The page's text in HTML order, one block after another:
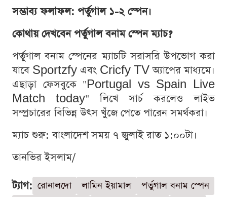
সম্ভাব্য ফলাফল: পর্তুগাল ১-২ স্পেন।
কোথায় দেখবেন পর্তুগাল বনাম স্পেন ম্যাচ?
পর্তুগাল বনাম স্পেনের ম্যাচটি সরাসরি উপভোগ করা
যাবে Sportzfy এবং Cricfy TV অ্যাপের মাধ্যমে।
এছাড়া ফেসবুকে "Portugal vs Spain Live
Match today" লিখে সার্চ করলেও লাইভ
সম্প্রচারের বিভিন্ন উৎস খুঁজে পেতে পারেন সমর্থকরা।
ম্যাচ শুরু: বাংলাদেশ সময় ৭ জুলাই রাত ১:০০টা।
তানভির ইসলাম/
ট্যাগ: রোনালদো লামিন ইয়ামাল
পর্তুগাল বনাম স্পেন